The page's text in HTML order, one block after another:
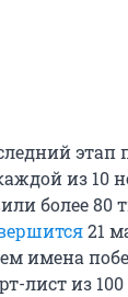
этап
из 10
более 80
21
имена
лист из